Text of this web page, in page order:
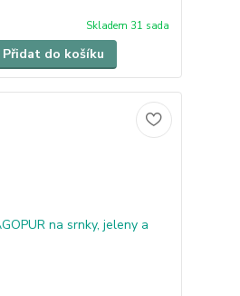
Skladem 31 sada
Přidat do košíku